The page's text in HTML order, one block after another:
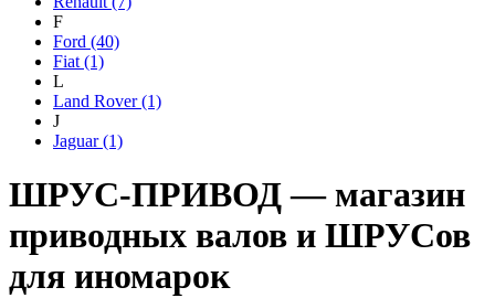
F
Ford (40)
Fiat (1)
L
Land Rover(1)
J
Jaguar(1)
ШРУС-ПРИВОД — магазин
приводных валов и ШРУСов
для иномарок